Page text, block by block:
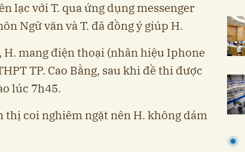
lạc với T. qua ứng dụng messenger
Ngữ văn và T. đã đồng ý giúp H.
mang điện thoại (nhãn hiệu Iphone
TP. Cao Bằng, sau khi đề thi được
lúc 7h45.
coi nghiêm ngặt nên H. không dám